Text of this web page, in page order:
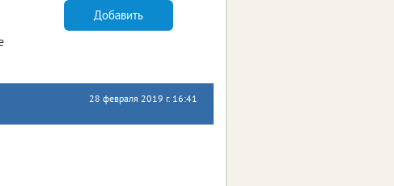
Добавить
28 февраля 2019 г. 16:41